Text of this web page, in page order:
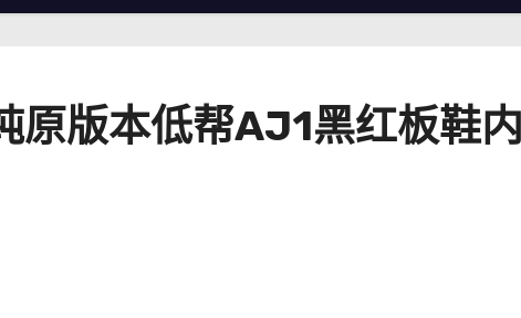
版本低帮AJ1黑红板鞋内